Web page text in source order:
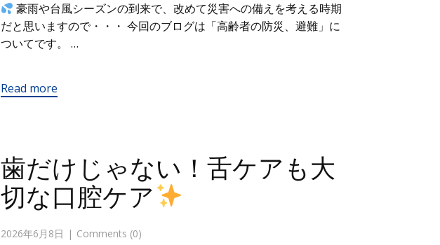
豪雨や台風シーズンの到来で、改めて災害への備えを考える時期
だと思いますので・・・ 今回のブログは「高齢者の防災、避難」に
ついてです。 …
Read more
歯だけじゃない！舌ケアも大
切な口腔ケア
2026年6月8日 Comments (0)